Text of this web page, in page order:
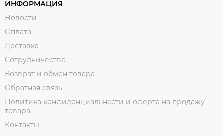
ИНФОРМАЦИЯ
Новости
Оплата
Доставка
Сотрудничество
Возврат и обмен товара
Обратная связь
Политика конфиденциальности и оферта на продажу
товара.
Контакты